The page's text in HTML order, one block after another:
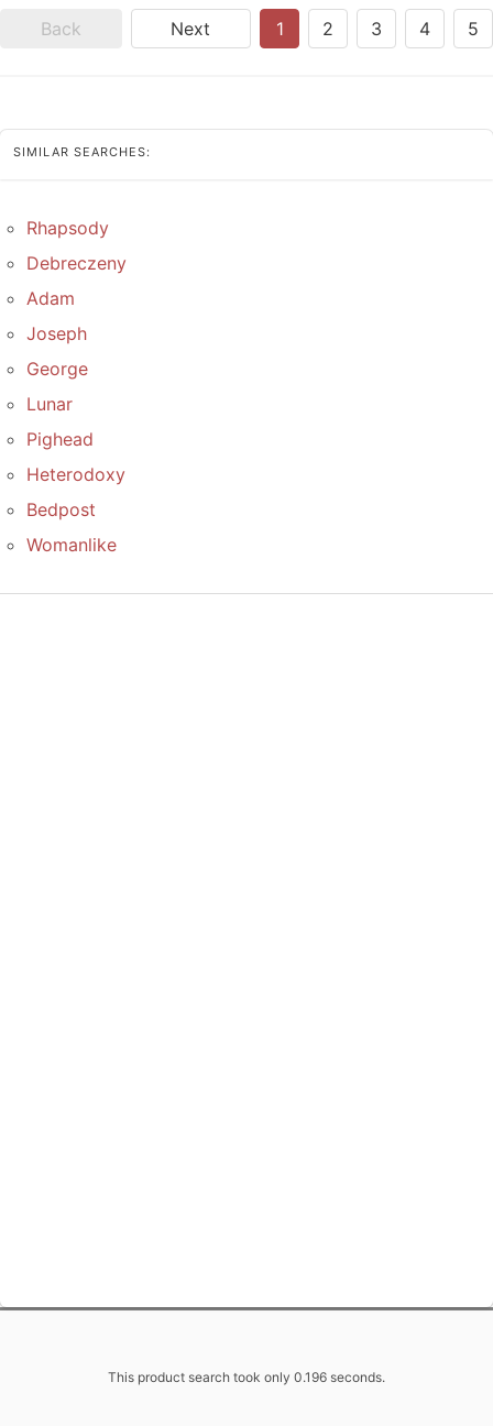
Back Next 1 2 3 4 5
SIMILAR SEARCHES:
Rhapsody
Debreczeny
Adam
Joseph
George
Lunar
Pighead
Heterodoxy
Bedpost
Womanlike
This product search took only 0.196 seconds.